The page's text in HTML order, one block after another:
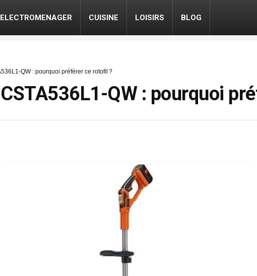
ELECTROMENAGER CUISINE LOISIRS BLOG
QW : pourquoi préférer ce rotofil ?
QW : pourquoi